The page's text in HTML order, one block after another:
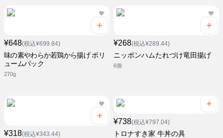
¥648(税込¥699.84)
味の素やわらか若鶏から揚げ ボリ
ュームパック
270g
¥268(税込¥289.44)
ニッポンハムたれづけ竜田揚げ
6個
¥318(税込¥343.44)
¥738(税込¥797.04)
トロナすき家 牛丼の具